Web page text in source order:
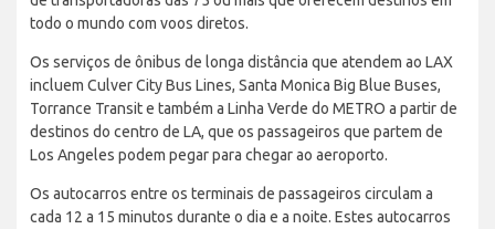
todo o mundo com voos diretos.
Os serviços de ônibus de longa distância que atendem ao LAX
incluem Culver City Bus Lines, Santa Monica Big Blue Buses,
Torrance Transit e também a Linha Verde do METRO a partir de
destinos do centro de LA, que os passageiros que partem de
Los Angeles podem pegar para chegar ao aeroporto.
Os autocarros entre os terminais de passageiros circulam a
cada 12 a 15 minutos durante o dia e a noite. Estes autocarros